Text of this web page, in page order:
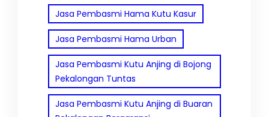
Jasa Pembasmi Hama Kutu Kasur
Jasa Pembasmi Hama Urban
Jasa Pembasmi Kutu Anjing di Bojong
Pekalongan Tuntas
Jasa Pembasmi Kutu Anjing di Buaran